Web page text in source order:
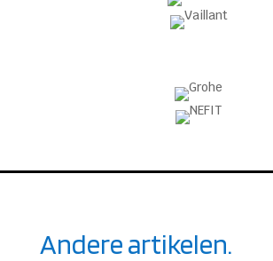
Andere artikelen.